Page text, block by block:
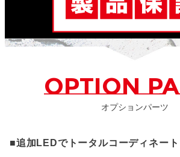
OPTION
オプションパーツ
■追加LEDでトータルコーディネート